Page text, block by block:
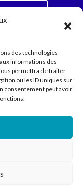
des technologies
informations des
permettra de traiter
ou les ID uniques sur
consentement peut avoir
d’Ariadne.
Anne Courel • 66